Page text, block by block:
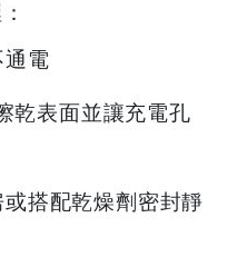
通電
乾表面並讓充電孔
搭配乾燥劑密封靜